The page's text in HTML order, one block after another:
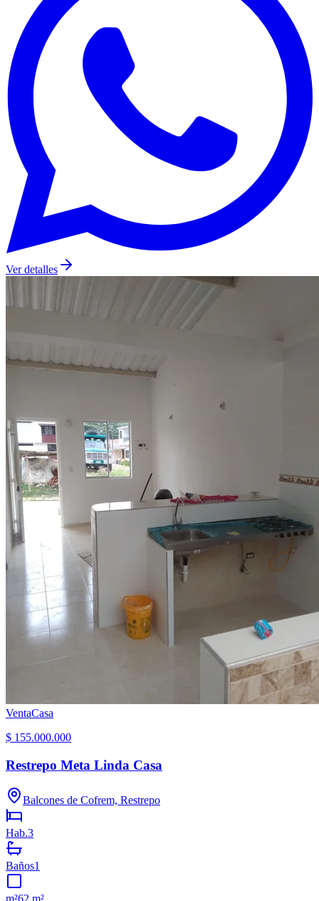
Ver detalles
VentaCasa
$ 155.000.000
Restrepo Meta Linda Casa
Balcones de Cofrem, Restrepo
Hab.3
Baños1
m²62 m²